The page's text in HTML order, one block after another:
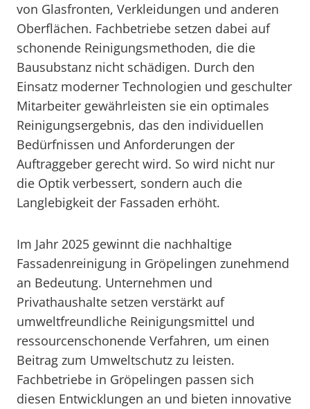
von Glasfronten, Verkleidungen und anderen
Oberflächen. Fachbetriebe setzen dabei auf
schonende Reinigungsmethoden, die die
Bausubstanz nicht schädigen. Durch den
Einsatz moderner Technologien und geschulter
Mitarbeiter gewährleisten sie ein optimales
Reinigungsergebnis, das den individuellen
Bedürfnissen und Anforderungen der
Auftraggeber gerecht wird. So wird nicht nur
die Optik verbessert, sondern auch die
Langlebigkeit der Fassaden erhöht.
Im Jahr 2025 gewinnt die nachhaltige
Fassadenreinigung in Gröpelingen zunehmend
an Bedeutung. Unternehmen und
Privathaushalte setzen verstärkt auf
umweltfreundliche Reinigungsmittel und
ressourcenschonende Verfahren, um einen
Beitrag zum Umweltschutz zu leisten.
Fachbetriebe in Gröpelingen passen sich
diesen Entwicklungen an und bieten innovative